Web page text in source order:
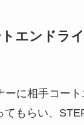
エンドラ
ーに相手コー
てもらい、